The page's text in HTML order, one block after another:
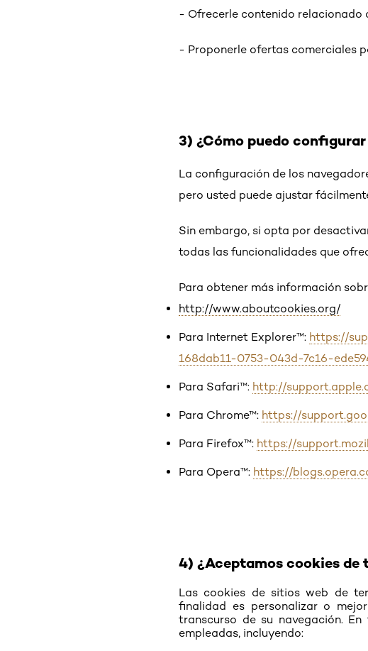
- Ofrecerle contenido relacionado
- Proponerle ofertas comerciales
3) ¿Cómo puedo
La configuración de los
pero usted puede ajustar
Sin embargo, si opta por
todas las funcionalidades que
Para obtener más información
http://www.aboutcookies.org/
Para Internet Explorer™: https://
168dab11-0753-043d-7c16-
Para Safari™: http://
Para Chrome™: https://
Para Firefox™: https://
Para Opera™: https://
4) ¿Aceptamos cookies de
Las cookies de sitios web de
finalidad es personalizar o
transcurso de su navegación.
empleadas, incluyendo: